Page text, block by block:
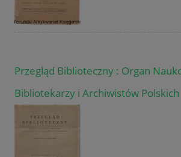
Przegląd Biblioteczny : Organ
Bibliotekarzy i Archiwistów Polskich